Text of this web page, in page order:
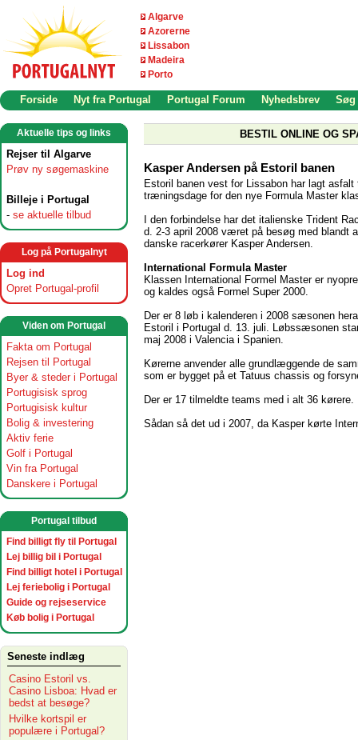
Algarve
Azorerne
Lissabon
Madeira
Porto
Forside Nyt fra Portugal Portugal Forum Nyhedsbrev Søg
Aktuelle tips og links
Rejser til Algarve
Prøv ny søgemaskine
Billeje i Portugal
- se aktuelle tilbud
Log på Portugalnyt
Log ind
Opret Portugal-profil
Viden om Portugal
Fakta om Portugal
Rejsen til Portugal
Byer & steder i Portugal
Portugisisk sprog
Portugisisk kultur
Bolig & investering
Aktiv ferie
Golf i Portugal
Vin fra Portugal
Danskere i Portugal
Portugal tilbud
Find billigt fly til Portugal
Lej billig bil i Portugal
Find billigt hotel i Portugal
Lej feriebolig i Portugal
Guide og rejseservice
Køb bolig i Portugal
Seneste indlæg
Casino Estoril vs.
Casino Lisboa: Hvad er
bedst at besøge?
Hvilke kortspil er
populære i Portugal?
BESTIL ONLINE OG
Kasper Andersen på Estoril banen
Estoril banen vest for Lissabon har lagt asfalt
træningsdage for den nye Formula Master
I den forbindelse har det italienske Trident
d. 2-3 april 2008 været på besøg med blandt
danske racerkører Kasper Andersen.
International Formula Master
Klassen International Formel Master er
og kaldes også Formel Super 2000.
Der er 8 løb i kalenderen i 2008 sæsonen
Estoril i Portugal d. 13. juli. Løbssæsonen
maj 2008 i Valencia i Spanien.
Kørerne anvender alle grundlæggende de
som er bygget på et Tatuus chassis og
Der er 17 tilmeldte teams med i alt 36 kørere.
Sådan så det ud i 2007, da Kasper kørte